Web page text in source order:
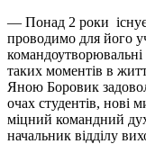
— Понад 2 роки існує
проводимо для його
таких моментів в
Яною Боровик
очах студентів, нові
міцний командний
начальник відділу